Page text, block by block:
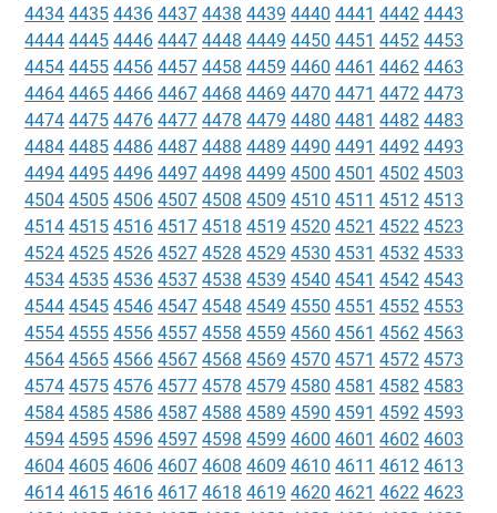
4434 4435 4436 4437 4438 4439 4440 4441 4442 4443
4444 4445 4446 4447 4448 4449 4450 4451 4452 4453
4454 4455 4456 4457 4458 4459 4460 4461 4462 4463
4464 4465 4466 4467 4468 4469 4470 4471 4472 4473
4474 4475 4476 4477 4478 4479 4480 4481 4482 4483
4484 4485 4486 4487 4488 4489 4490 4491 4492 4493
4494 4495 4496 4497 4498 4499 4500 4501 4502 4503
4504 4505 4506 4507 4508 4509 4510 4511 4512 4513
4514 4515 4516 4517 4518 4519 4520 4521 4522 4523
4524 4525 4526 4527 4528 4529 4530 4531 4532 4533
4534 4535 4536 4537 4538 4539 4540 4541 4542 4543
4544 4545 4546 4547 4548 4549 4550 4551 4552 4553
4554 4555 4556 4557 4558 4559 4560 4561 4562 4563
4564 4565 4566 4567 4568 4569 4570 4571 4572 4573
4574 4575 4576 4577 4578 4579 4580 4581 4582 4583
4584 4585 4586 4587 4588 4589 4590 4591 4592 4593
4594 4595 4596 4597 4598 4599 4600 4601 4602 4603
4604 4605 4606 4607 4608 4609 4610 4611 4612 4613
4614 4615 4616 4617 4618 4619 4620 4621 4622 4623